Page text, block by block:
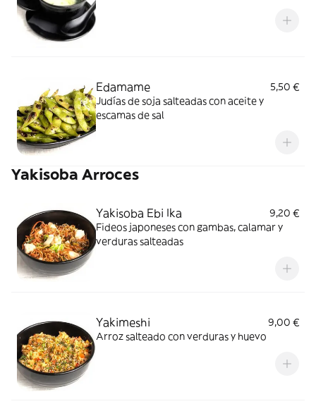
Edamame
5,50 €
Judías de soja salteadas con aceite y
escamas de sal
Yakisoba Arroces
Yakisoba Ebi Ika
9,20 €
Fideos japoneses con gambas, calamar y
verduras salteadas
Yakimeshi
9,00 €
Arroz salteado con verduras y huevo